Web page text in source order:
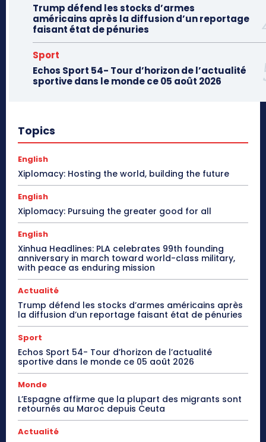
Trump défend les stocks d’armes
américains après la diffusion d’un reportage
faisant état de pénuries
Sport
Echos Sport 54- Tour d’horizon de l’actualité
sportive dans le monde ce 05 août 2026
Topics
English
Xiplomacy: Hosting the world, building the future
English
Xiplomacy: Pursuing the greater good for all
English
Xinhua Headlines: PLA celebrates 99th founding
anniversary in march toward world-class military,
with peace as enduring mission
Actualité
Trump défend les stocks d’armes américains après
la diffusion d’un reportage faisant état de pénuries
Sport
Echos Sport 54- Tour d’horizon de l’actualité
sportive dans le monde ce 05 août 2026
Monde
L’Espagne affirme que la plupart des migrants sont
retournés au Maroc depuis Ceuta
Actualité